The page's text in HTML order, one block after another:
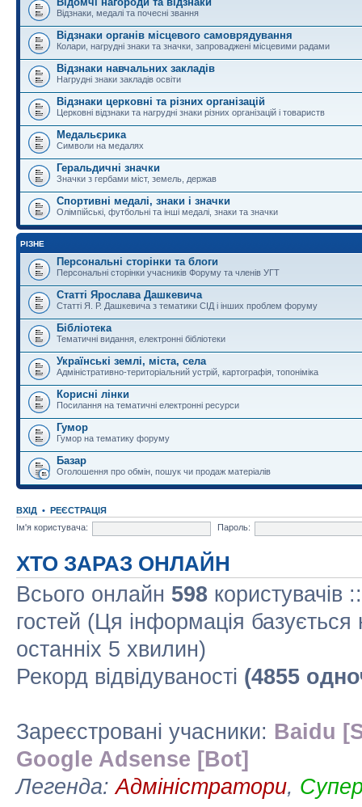
Відзнаки, медалі та почесні звання
Відзнаки органів місцевого самоврядування
Колари, нагрудні знаки та значки, запроваджені місцевими радами
Відзнаки навчальних закладів
Нагрудні знаки закладів освіти
Відзнаки церковні та різних організацій
Церковні відзнаки та нагрудні знаки різних організацій і товариств
Медальєрика
Символи на медалях
Геральдичні значки
Значки з гербами міст, земель, держав
Спортивні медалі, знаки і значки
Олімпійські, футбольні та інші медалі, знаки та значки
РІЗНЕ
Персональні сторінки та блоги
Персональні сторінки учасників Форуму та членів УГТ
Статті Ярослава Дашкевича
Статті Я. Р. Дашкевича з тематики СІД і інших проблем форуму
Бібліотека
Тематичні видання, електронні бібліотеки
Українські землі, міста, села
Адміністративно-територіальний устрій, картографія, топоніміка
Корисні лінки
Посилання на тематичні електронні ресурси
Гумор
Гумор на тематику форуму
Базар
Оголошення про обмін, пошук чи продаж матеріалів
ВХІД • РЕЄСТРАЦІЯ
Ім'я користувача:
Пароль:
ХТО ЗАРАЗ ОНЛАЙН
Всього онлайн 598 користувачів
гостей (Ця інформація базується
останніх 5 хвилин)
Рекорд відвідуваності (4855
Зареєстровані учасники: Baidu
Google Adsense [Bot]
Легенда:Адміністратори,